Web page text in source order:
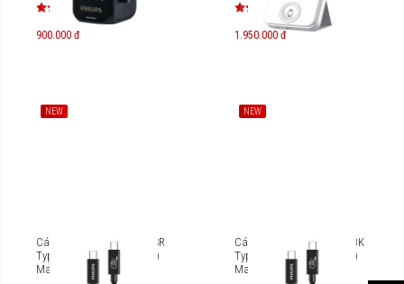
900.000 đ 1.950.000 đ
NEW
Cáp sạc Philips DLC2608SR
Type-C to Type-C (USB 4.0)
Max 240W 1M
NEW
Cáp sạc Philips DLC2608BK
Type-C to Type-C (USB 4.0)
Max 240W 0.5M